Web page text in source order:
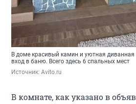
В доме красивый камин и уютная
вход в баню. Всего здесь 6 спальных мест
Источник: Avito.ru
В комнате, как указано в